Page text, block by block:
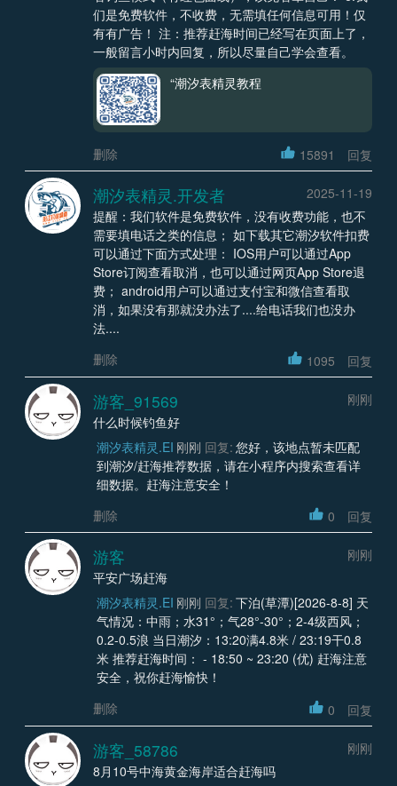
们是免费软件，不收费，无需填任何信息可用！仅
有有广告！ 注：推荐赶海时间已经写在页面上了，
一般留言小时内回复，所以尽量自己学会查看。
“潮汐表精灵教程
删除 15891 回复
潮汐表精灵.开发者
2025-11-19
提醒：我们软件是免费软件，没有收费功能，也不
需要填电话之类的信息； 如下载其它潮汐软件扣费
可以通过下面方式处理： IOS用户可以通过App
Store订阅查看取消，也可以通过网页App Store退
费； android用户可以通过支付宝和微信查看取
消，如果没有那就没办法了....给电话我们也没办
法....
删除
1095 回复
游客_91569
刚刚
什么时候钓鱼好
潮汐表精灵.EI 刚刚 回复: 您好，该地点暂未匹配
到潮汐/赶海推荐数据，请在小程序内搜索查看详
细数据。赶海注意安全！
删除
0 回复
游客
刚刚
平安广场赶海
潮汐表精灵.EI 刚刚 回复: 下泊(草潭)[2026-8-8] 天
气情况：中雨；水31°；气28°-30°；2-4级西风；
0.2-0.5浪 当日潮汐：13:20满4.8米 / 23:19干0.8
米 推荐赶海时间： - 18:50 ~ 23:20 (优) 赶海注意
安全，祝你赶海愉快！
删除
0 回复
游客_58786
刚刚
8月10号中海黄金海岸适合赶海吗